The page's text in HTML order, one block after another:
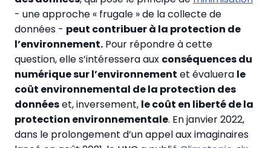
- une approche « frugale » de la collecte de
données - peut contribuer à la protection de
l’environnement. Pour répondre à cette
question, elle s’intéressera aux conséquences du
numérique sur l’environnement et évaluera le
coût environnemental de la protection des
donnéeset, inversement, le coût en liberté de la
protection environnementale. En janvier 2022,
dans le prolongement d’un appel aux imaginaires